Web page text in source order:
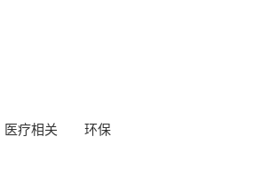
医疗相关 环保